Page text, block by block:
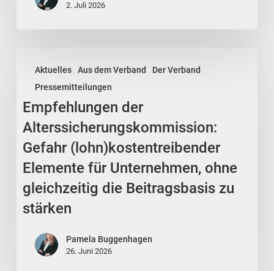
ausgeschlossen
2. Juli 2026
Aktuelles Aus dem Verband
Der Verband
Pressemitteilungen
Alterssicherungskommission:
Gefahr
(lohn)kostentreibender
Elemente
für
Unternehmen,
ohne
gleichzeitig
Beitragsbasis
Empfehlungen der
Alterssicherungskommission:
Gefahr (lohn)kostentreibender
Elemente für Unternehmen, ohne
gleichzeitig die Beitragsbasis zu
stärken
Pamela Buggenhagen
26. Juni 2026